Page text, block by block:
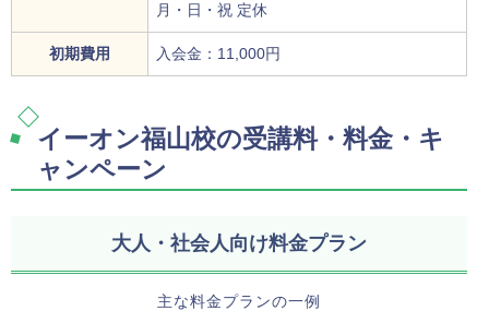
月・日・祝 定休
初期費用 入会金：11,000円
イーオン福山校の受講料・料金・キ
ャンペーン
大人・社会人向け料金プラン
主な料金プランの一例